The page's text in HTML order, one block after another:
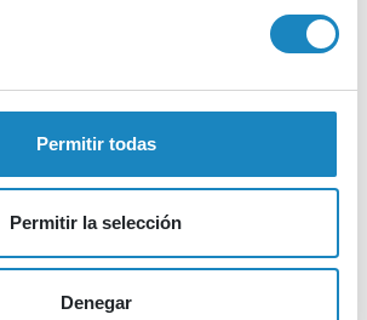
Permitir todas
Permitir la selección
Denegar
la entidad candidata, correr a cargo con los
tecnológicas y logísticas necesarias
del trabajo del gestor durante su
de conexión Wifi a internet propia de las